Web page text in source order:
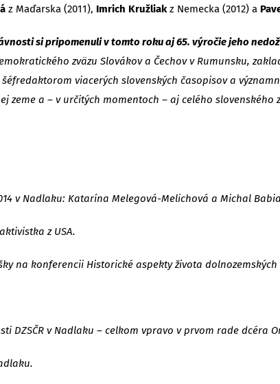
z Maďarska (2011), Imrich Kružliak z Nemecka (2012) a
si pripomenuli v tomto roku aj 65. výročie jeho
zväzu Slovákov a Čechov v Rumunsku,
viacerých slovenských časopisov a
zeme a – v určitých momentoch – aj celého slovenského
v Nadlaku: Katarína Melegová-Melichová a Michal
z USA.
na konferencii Historické aspekty života dolnozemských
DZSČR v Nadlaku – celkom vpravo v prvom rade dcéra